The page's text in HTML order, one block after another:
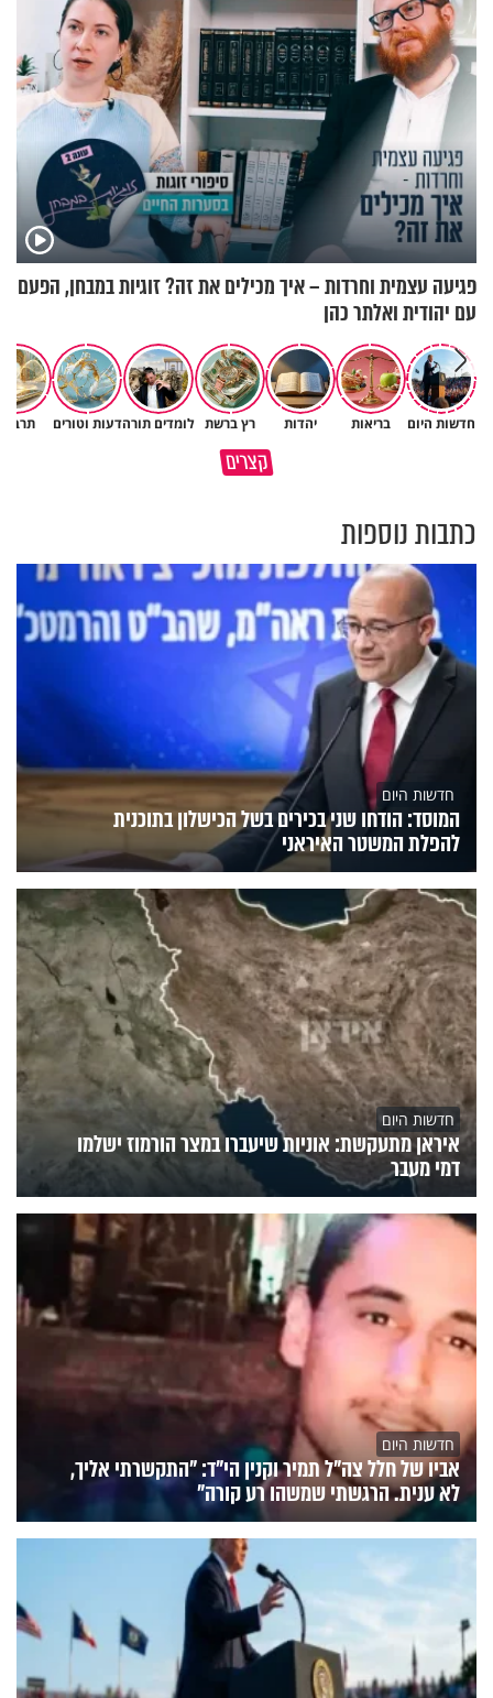
פגיעה עצמית וחרדות – איך מכילים את זה? זוגיות במבחן, הפעם
עם יהודית ואלתר כהן
חדשות היום בריאות יהדות רץ ברשת לומדים תורהדעות וטורים
קצרים
כל מה שנשבר יכול להיבנות מחדש
גם השולחן שבת שאתם מסדרים
כתבות נוספות
חדשות היום
המוסד: הודחו שני בכירים בשל הכישלון בתוכנית
להפלת המשטר האיראני
חדשות היום
איראן מתעקשת: אוניות שיעברו במצר הורמוז ישלמו
דמי מעבר
חדשות היום
אביו של חלל צה"ל תמיר וקנין הי"ד: "התקשרתי אליך,
לא ענית. הרגשתי שמשהו רע קורה"